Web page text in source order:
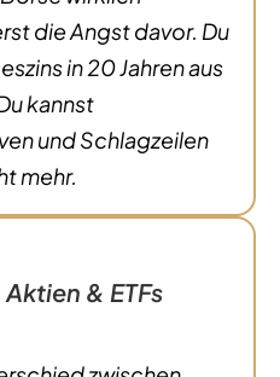
die Angst davor. Du
in 20 Jahren aus
kannst
und Schlagzeilen
mehr.
& ETFs